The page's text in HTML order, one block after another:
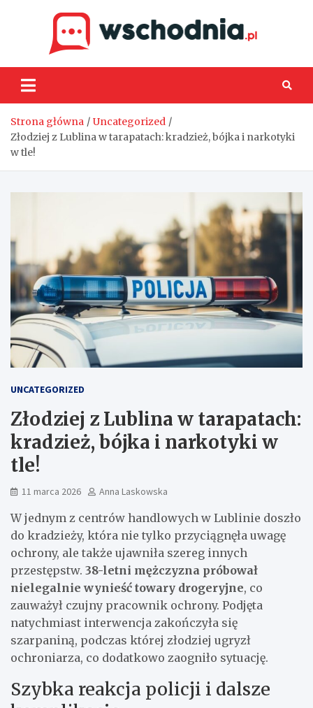
Strona główna
Uncategorized
Złodziej z Lublina w tarapatach: kradzież, bójka i narkotyki
w tle!
UNCATEGORIZED
Złodziej z Lublina w tarapatach:
kradzież, bójka i narkotyki w
tle!
11 marca 2026 Anna Laskowska
W jednym z centrów handlowych w Lublinie doszło
do kradzieży, która nie tylko przyciągnęła uwagę
ochrony, ale także ujawniła szereg innych
przestępstw. 38-letni mężczyzna próbował
nielegalnie wynieść towary drogeryjne, co
zauważył czujny pracownik ochrony. Podjęta
natychmiast interwencja zakończyła się
szarpaniną, podczas której złodziej ugryzł
ochroniarza, co dodatkowo zaogniło sytuację.
Szybka reakcja policji i dalsze